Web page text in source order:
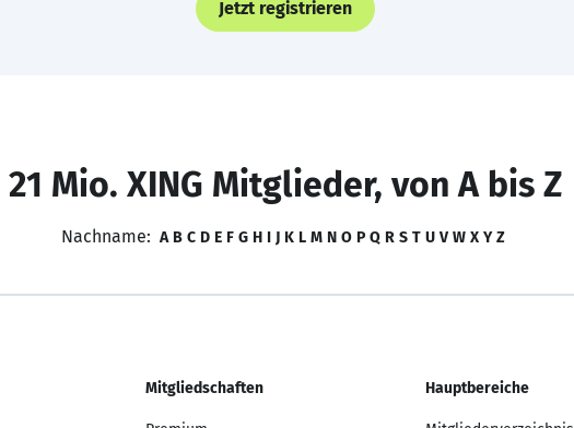
Jetzt registrieren
21 Mio. XING Mitglieder, von A bis Z
Nachname: A B C D E F G H I J K L M N O P Q R S T U V W X Y Z
Mitgliedschaften Hauptbereiche